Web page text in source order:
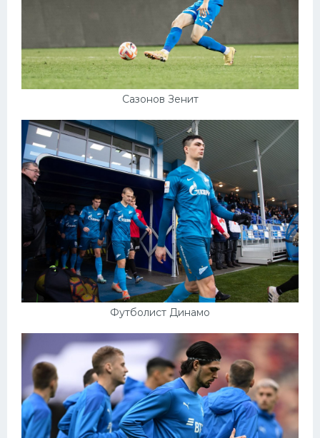
Сазонов Зенит
Футболист Динамо